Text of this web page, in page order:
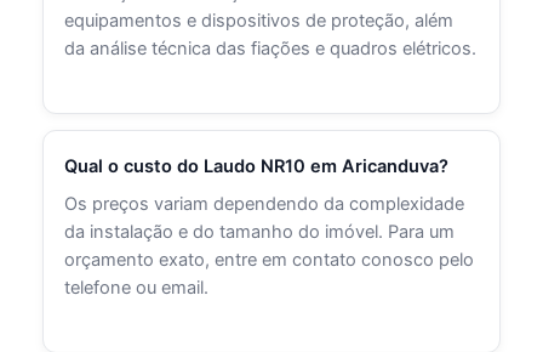
equipamentos e dispositivos de proteção, além
da análise técnica das fiações e quadros elétricos.
Qual o custo do Laudo NR10 em Aricanduva?
Os preços variam dependendo da complexidade
da instalação e do tamanho do imóvel. Para um
orçamento exato, entre em contato conosco pelo
telefone ou email.